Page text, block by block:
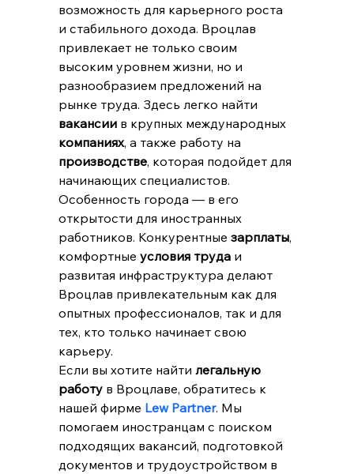
возможность для карьерного роста
и стабильного дохода. Вроцлав
привлекает не только своим
высоким уровнем жизни, но и
разнообразием предложений на
рынке труда. Здесь легко найти
вакансии в крупных международных
компаниях, а также работу на
производстве, которая подойдет для
начинающих специалистов.
Особенность города — в его
открытости для иностранных
работников. Конкурентные зарплаты,
комфортные условия труда и
развитая инфраструктура делают
Вроцлав привлекательным как для
опытных профессионалов, так и для
тех, кто только начинает свою
карьеру.
Если вы хотите найти легальную
работу в Вроцлаве, обратитесь к
нашей фирме Lew Partner. Мы
помогаем иностранцам с поиском
подходящих вакансий, подготовкой
документов и трудоустройством в